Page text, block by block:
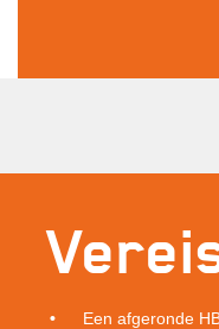
Een afgeronde